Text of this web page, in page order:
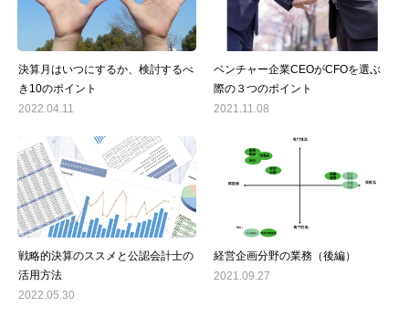
決算月はいつにするか、検討するべ
き10のポイント
2022.04.11
ベンチャー企業CEOがCFOを選ぶ
際の３つのポイント
2021.11.08
戦略的決算のススメと公認会計士の
活用方法
2022.05.30
経営企画分野の業務（後編）
2021.09.27